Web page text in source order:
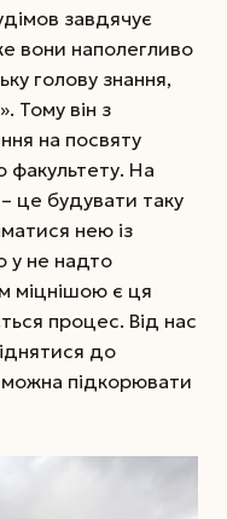
завдячує
вони наполегливо
голову знання,
Тому він з
на посвяту
факультету. На
це будувати таку
нею із
у не надто
міцнішою є ця
процес. Від нас
до
підкорювати